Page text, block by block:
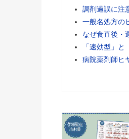
調剤過誤に注
一般名処方の
なぜ食直後・
「速効型」
病院薬剤師ヒ